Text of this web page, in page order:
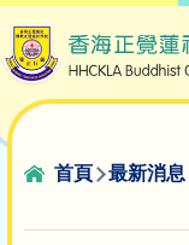
移至主內容
導首頁 最新消息